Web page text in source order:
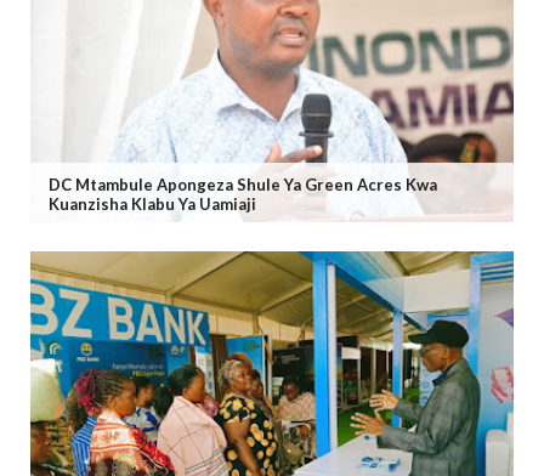
DC Mtambule Apongeza Shule Ya Green Acres Kwa
Kuanzisha Klabu Ya Uamiaji